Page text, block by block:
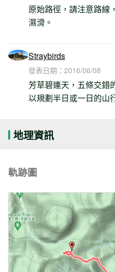
原始路徑，請注意路線
濕滑。
Straybirds
發表日期： 2016/06/08
芳草碧連天，五條交錯
以規劃半日或一日的山
地理資訊
軌跡圖